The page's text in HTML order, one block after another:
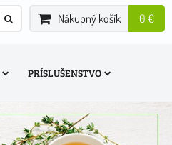
Nákupný košík 0 €
PRÍSLUŠENSTVO